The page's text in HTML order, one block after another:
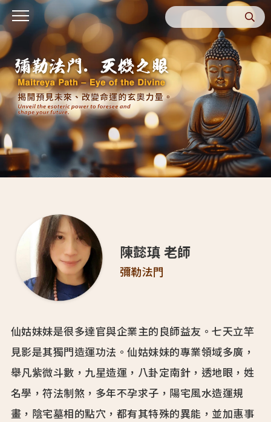
陳懿瑱 老師
彌勒法門
仙姑妹妹是很多達官與企業主的良師益友。七天立竿
見影是其獨門造運功法。仙姑妹妹的專業領域多廣，
舉凡紫微斗數，九星造運，八卦定南針，透地眼，姓
名學，符法制煞，多年不孕求子，陽宅風水造運規
畫，陰宅墓相的點穴，都有其特殊的異能，並加惠事